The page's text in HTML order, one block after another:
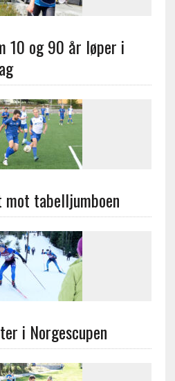
10 og 90 år løper i
mot tabelljumboen
i Norgescupen